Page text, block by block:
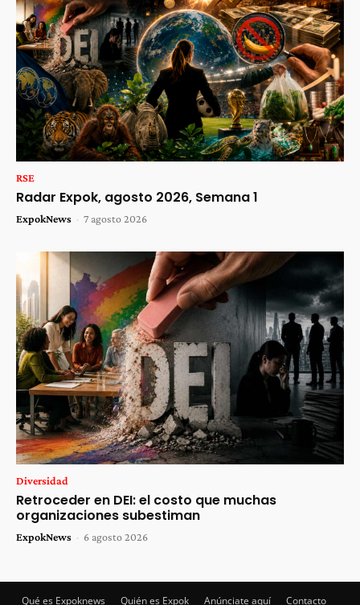
RSE
Radar Expok, agosto 2026, Semana 1
ExpokNews - 7 agosto 2026
Diversidad
Retroceder en DEI: el costo que muchas
organizaciones subestiman
ExpokNews - 6 agosto 2026
Qué es Expoknews Quién es Expok Anúnciate aquí Contacto